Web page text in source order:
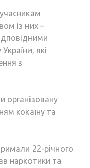
із них –
які
з
організовану
кокаїну та
22-річного
наркотики та